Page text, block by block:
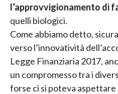
l’approvvigionamento di
quelli biologici.
Come abbiamo detto,
verso l’innovatività
Legge Finanziaria 2017,
un compromesso tra i
forse ci si poteva